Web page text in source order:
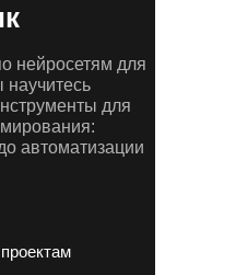
нейросетям для
научитесь
для
автоматизации